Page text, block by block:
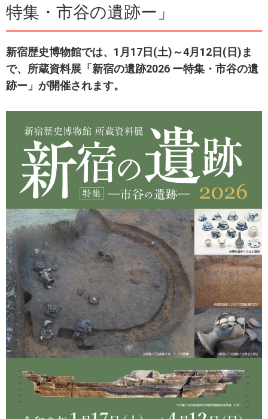
特集・市谷の遺跡ー」
新宿歴史博物館では、1月17日(土)～4月12日(日)ま
で、所蔵資料展「新宿の遺跡2026 ー特集・市谷の遺
跡ー」が開催されます。